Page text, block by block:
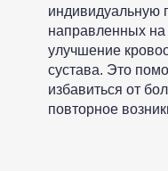
индивидуальную
направленных
улучшение
сустава. Это
избавиться от
повторное
Онлайн